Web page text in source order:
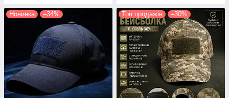
Новинка –34% Топ продажів –30%